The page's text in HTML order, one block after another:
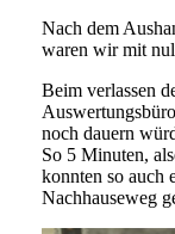
Nach dem
waren wir mit
Beim verlassen
noch dauern
So 5 Minuten,
konnten so auch
Nachhauseweg